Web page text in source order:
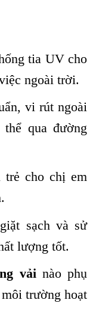
tia UV cho
ngoài trời.
vi rút ngoài
qua đường
trẻ cho chị em
sạch và sử
lượng tốt.
vảinào phụ
trường hoạt